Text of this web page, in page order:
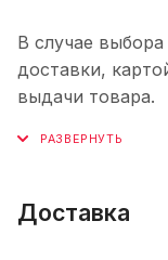
В случае
доставки,
выдачи товара.
Доставка